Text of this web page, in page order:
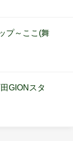
プ～ここ(舞
GIONスタ